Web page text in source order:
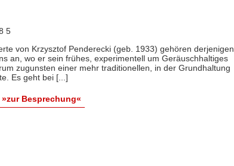
5
von Krzysztof Penderecki (geb. 1933) gehören derjenigen
an, wo er sein frühes, experimentell um Geräuschhaltiges
zugunsten einer mehr traditionellen, in der Grundhaltung
Es geht bei [...]
»zur Besprechung«